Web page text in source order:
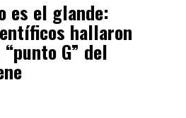
es el glande:
hallaron
G” del